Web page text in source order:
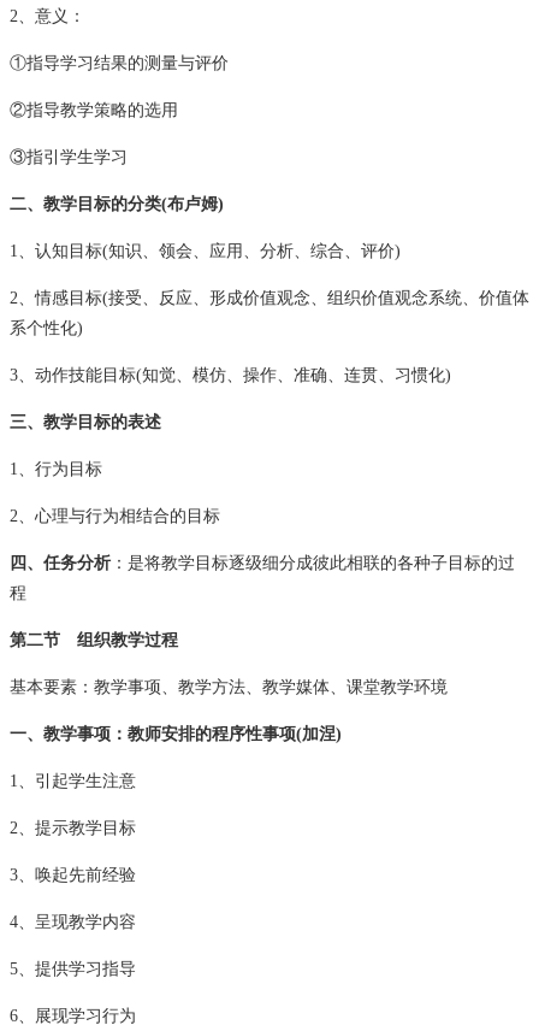
2、意义：
①指导学习结果的测量与评价
②指导教学策略的选用
③指引学生学习
二、教学目标的分类(布卢姆)
1、认知目标(知识、领会、应用、分析、综合、评价)
2、情感目标(接受、反应、形成价值观念、组织价值观念系统、价值体
系个性化)
3、动作技能目标(知觉、模仿、操作、准确、连贯、习惯化)
三、教学目标的表述
1、行为目标
2、心理与行为相结合的目标
四、任务分析 ：是将教学目标逐级细分成彼此相联的各种子目标的过
程
第二节 组织教学过程
基本要素：教学事项、教学方法、教学媒体、课堂教学环境
一、教学事项：教师安排的程序性事项(加涅)
1、引起学生注意
2、提示教学目标
3、唤起先前经验
4、呈现教学内容
5、提供学习指导
6、展现学习行为